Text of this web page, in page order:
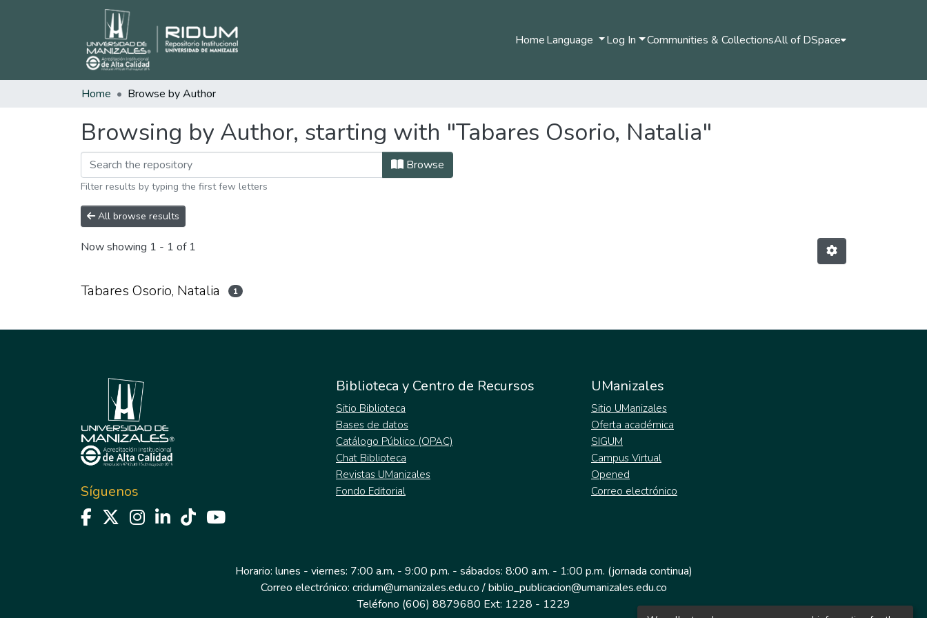
HomeLanguage Log In Communities & CollectionsAll of DSpace
Home Browse by Author
Browsing by Author, starting with "Tabares Osorio, Natalia"
Browse
Filter results by typing the first few letters
All browse results
Now showing 1 - 1 of 1
Tabares Osorio, Natalia 1
Síguenos
Biblioteca y Centro de Recursos
Sitio Biblioteca
Bases de datos
Catálogo Público (OPAC)
Chat Biblioteca
Revistas UManizales
Fondo Editorial
UManizales
Sitio UManizales
Oferta académica
SIGUM
Campus Virtual
Opened
Correo electrónico
Horario: lunes - viernes: 7:00 a.m. - 9:00 p.m. - sábados: 8:00 a.m. - 1:00 p.m. (jornada continua)
Correo electrónico: cridum@umanizales.edu.co / biblio_publicacion@umanizales.edu.co
Teléfono (606) 8879680 Ext: 1228 - 1229